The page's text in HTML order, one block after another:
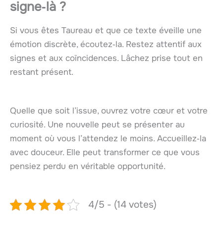
signe‑là ?
Si vous êtes Taureau et que ce texte éveille une
émotion discrète, écoutez‑la. Restez attentif aux
signes et aux coïncidences. Lâchez prise tout en
restant présent.
Quelle que soit l’issue, ouvrez votre cœur et votre
curiosité. Une nouvelle peut se présenter au
moment où vous l’attendez le moins. Accueillez‑la
avec douceur. Elle peut transformer ce que vous
pensiez perdu en véritable opportunité.
4/5 - (14 votes)